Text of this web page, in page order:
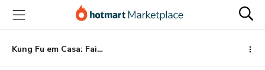
para
conteúdo
principal
para
pagamento
para
rodapé
Kung Fu em Casa: Faixa Amarela